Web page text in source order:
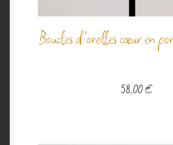
Boucles d’oreilles cœur en
58,00€